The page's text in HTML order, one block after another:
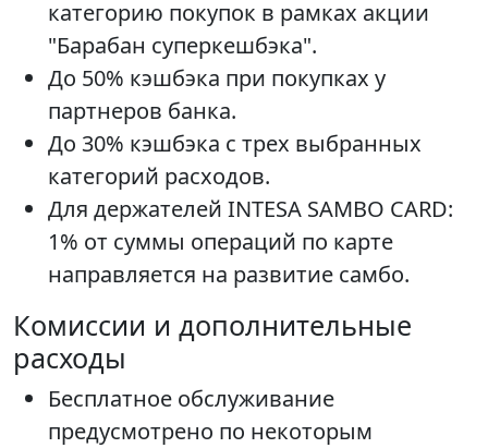
категорию покупок в рамках акции
"Барабан суперкешбэка".
До 50% кэшбэка при покупках у
партнеров банка.
До 30% кэшбэка с трех выбранных
категорий расходов.
Для держателей INTESA SAMBO CARD:
1% от суммы операций по карте
направляется на развитие самбо.
Комиссии и дополнительные
расходы
Бесплатное обслуживание
предусмотрено по некоторым